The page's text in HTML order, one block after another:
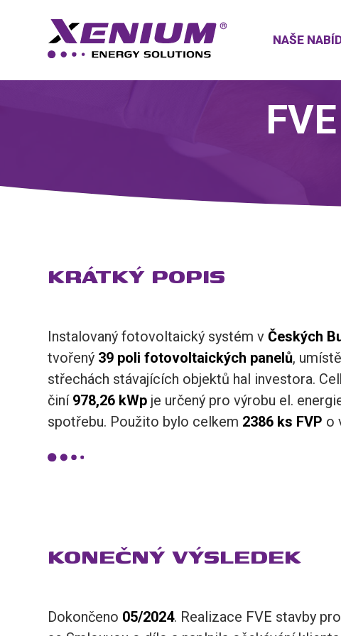
NAŠE
KRÁTKÝ POPIS
Instalovaný fotovoltaický systém v Českých
tvořený 39 poli fotovoltaických panelů,
střechách stávajících objektů hal investora.
činí978,26 kWp je určený pro výrobu el.
spotřebu. Použito bylo celkem 2386 ks FVP o
KONEČNÝ VÝSLEDEK
Dokončeno 05/2024. Realizace FVE stavby